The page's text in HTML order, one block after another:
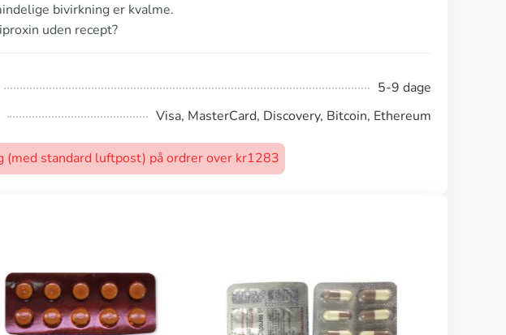
bivirkning er kvalme.
uden recept?
5-9 dage
Visa, MasterCard, Discovery, Bitcoin, Ethereum
(med standard luftpost) på ordrer over kr1283